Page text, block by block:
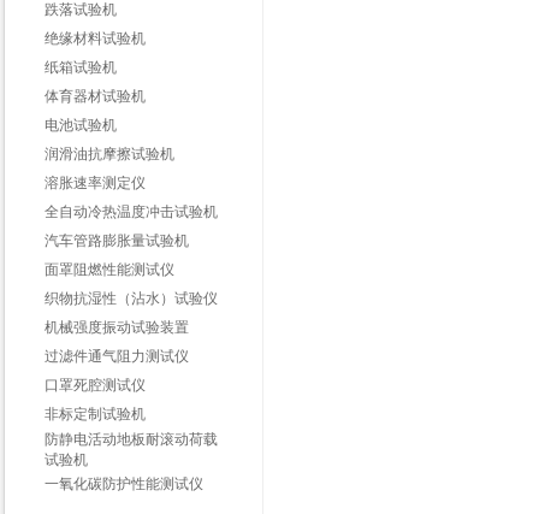
跌落试验机
绝缘材料试验机
纸箱试验机
体育器材试验机
电池试验机
润滑油抗摩擦试验机
溶胀速率测定仪
全自动冷热温度冲击试验机
汽车管路膨胀量试验机
面罩阻燃性能测试仪
织物抗湿性（沾水）试验仪
机械强度振动试验装置
过滤件通气阻力测试仪
口罩死腔测试仪
非标定制试验机
防静电活动地板耐滚动荷载
试验机
一氧化碳防护性能测试仪